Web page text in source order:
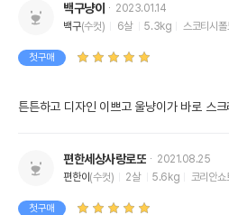
백구냥이
2023.01.14
백구(수컷) 6살 5.3kg 스코티시폴
첫구매
튼튼하고 디자인 이쁘고 울냥이가 바로 스
편한세상사랑로또
2021.08.25
편한이 (수컷) 2살 5.6kg 코리안쇼
첫구매